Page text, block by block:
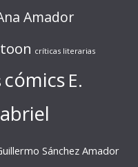
Amador
críticas literarias
cómics E.
Sánchez Amador